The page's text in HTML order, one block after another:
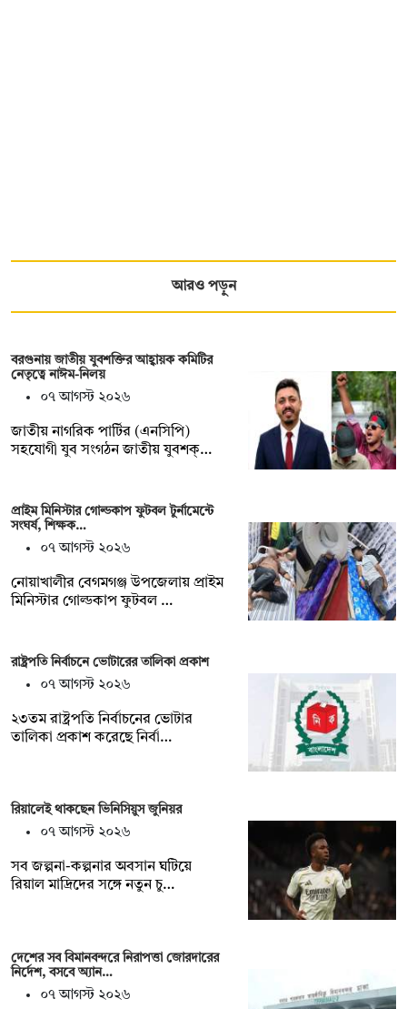
আরও পড়ুন
বরগুনায় জাতীয় যুবশক্তির আহ্বায়ক কমিটির
নেতৃত্বে নাঈম-নিলয়
০৭ আগস্ট ২০২৬
জাতীয় নাগরিক পার্টির (এনসিপি)
সহযোগী যুব সংগঠন জাতীয় যুবশক্…
প্রাইম মিনিস্টার গোল্ডকাপ ফুটবল টুর্নামেন্টে
সংঘর্ষ, শিক্ষক…
০৭ আগস্ট ২০২৬
নোয়াখালীর বেগমগঞ্জ উপজেলায় প্রাইম
মিনিস্টার গোল্ডকাপ ফুটবল …
রাষ্ট্রপতি নির্বাচনে ভোটারের তালিকা প্রকাশ
০৭ আগস্ট ২০২৬
২৩তম রাষ্ট্রপতি নির্বাচনের ভোটার
তালিকা প্রকাশ করেছে নির্বা…
রিয়ালেই থাকছেন ভিনিসিয়ুস জুনিয়র
০৭ আগস্ট ২০২৬
সব জল্পনা-কল্পনার অবসান ঘটিয়ে
রিয়াল মাদ্রিদের সঙ্গে নতুন চু…
দেশের সব বিমানবন্দরে নিরাপত্তা জোরদারের
নির্দেশ, বসবে অ্যান…
০৭ আগস্ট ২০২৬